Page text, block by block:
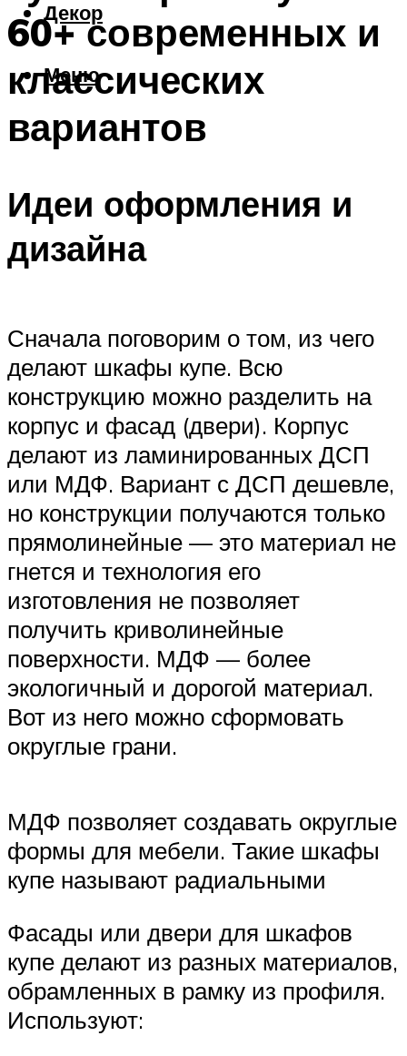
Декор
Меню
60+ современных и
классических
вариантов
Идеи оформления и
дизайна
Сначала поговорим о том, из чего
делают шкафы купе. Всю
конструкцию можно разделить на
корпус и фасад (двери). Корпус
делают из ламинированных ДСП
или МДФ. Вариант с ДСП дешевле,
но конструкции получаются только
прямолинейные — это материал не
гнется и технология его
изготовления не позволяет
получить криволинейные
поверхности. МДФ — более
экологичный и дорогой материал.
Вот из него можно сформовать
округлые грани.
МДФ позволяет создавать округлые
формы для мебели. Такие шкафы
купе называют радиальными
Фасады или двери для шкафов
купе делают из разных материалов,
обрамленных в рамку из профиля.
Используют: